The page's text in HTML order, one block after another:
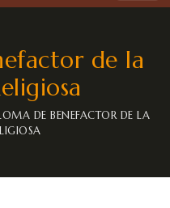
de la
DE BENEFACTOR DE LA